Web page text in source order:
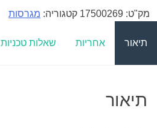
מק"ט: 17500269 קטגוריה: מגרסות
תיאור אחריות שאלות טכניות
תיאור